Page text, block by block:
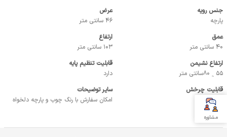
جنس رویه
پارچه
عرض
46 سانتی متر
عمق
40 سانتی متر
ارتفاع
103 سانتی متر
ارتفاع نشیمن
55 ˷ 80سانتی متر
قابلیت تنظیم پایه
دارد
قابلیت چرخش
دارد
سایر توضیحات
امکان سفارش با رنگ چوب و پارچه دلخواه
مشاوره